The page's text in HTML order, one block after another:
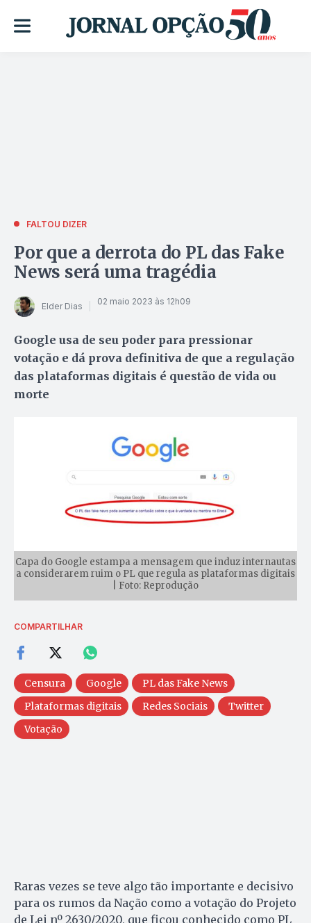
FALTOU DIZER
Por que a derrota do PL das Fake
News será uma tragédia
Elder Dias 02 maio 2023 às 12h09
Google usa de seu poder para pressionar
votação e dá prova definitiva de que a regulação
das plataformas digitais é questão de vida ou
morte
Capa do Google estampa a mensagem que induz internautas
a considerarem ruim o PL que regula as plataformas digitais
| Foto: Reprodução
COMPARTILHAR
Censura Google
PL das Fake News
Plataformas digitais
Redes Sociais
Twitter
Votação
Raras vezes se teve algo tão importante e decisivo
para os rumos da Nação como a votação do Projeto
de Lei nº 2630/2020, que ficou conhecido como PL